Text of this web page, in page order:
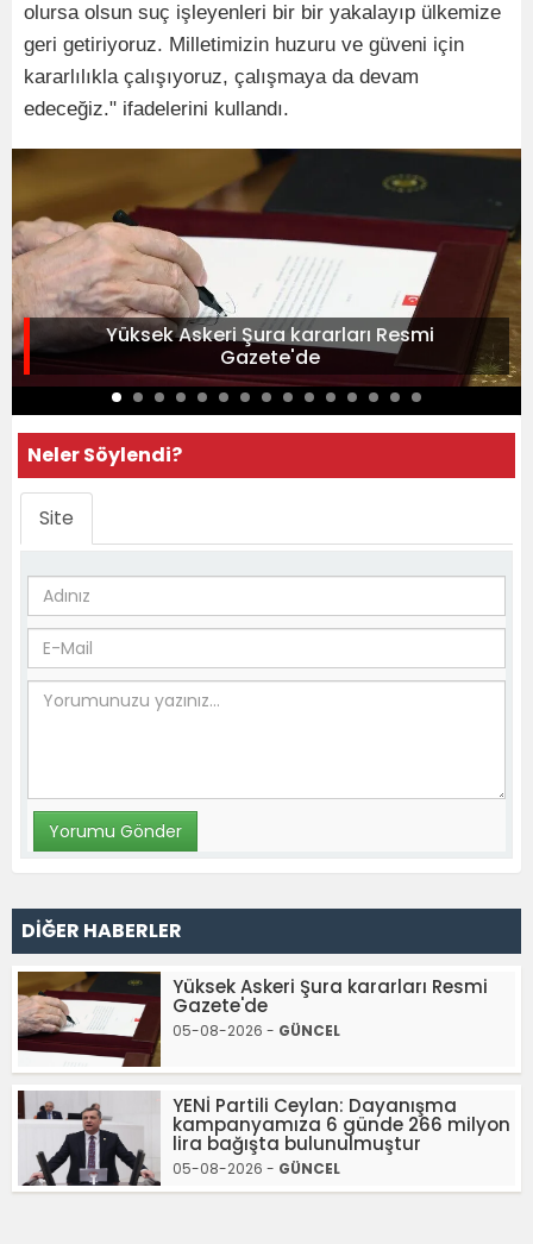
olursa olsun suç işleyenleri bir bir yakalayıp ülkemize
geri getiriyoruz. Milletimizin huzuru ve güveni için
kararlılıkla çalışıyoruz, çalışmaya da devam
edeceğiz." ifadelerini kullandı.
Yüksek Askeri Şura kararları Resmi
Gazete'de
Neler Söylendi?
Site
DİĞER HABERLER
Yüksek Askeri Şura kararları Resmi
Gazete'de
05-08-2026 - GÜNCEL
YENİ Partili Ceylan: Dayanışma
kampanyamıza 6 günde 266 milyon
lira bağışta bulunulmuştur
05-08-2026 - GÜNCEL